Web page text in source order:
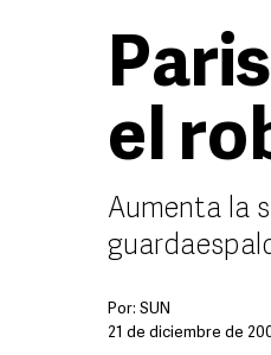
el
Aumenta la
Por: SUN
21 de diciembre de